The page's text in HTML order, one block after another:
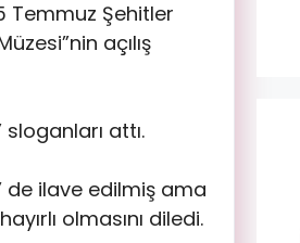
Temmuz Şehitler
açılış
attı.
de ilave edilmiş ama
olmasını diledi.